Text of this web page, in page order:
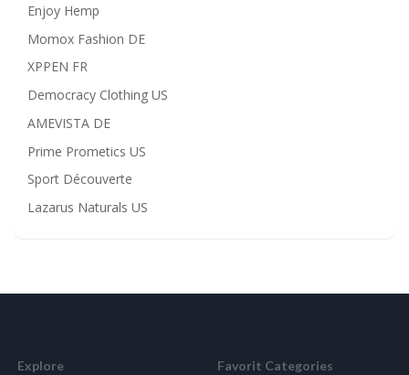
Enjoy Hemp
Momox Fashion DE
XPPEN FR
Democracy Clothing US
AMEVISTA DE
Prime Prometics US
Sport Découverte
Lazarus Naturals US
Explore Favorit Categories